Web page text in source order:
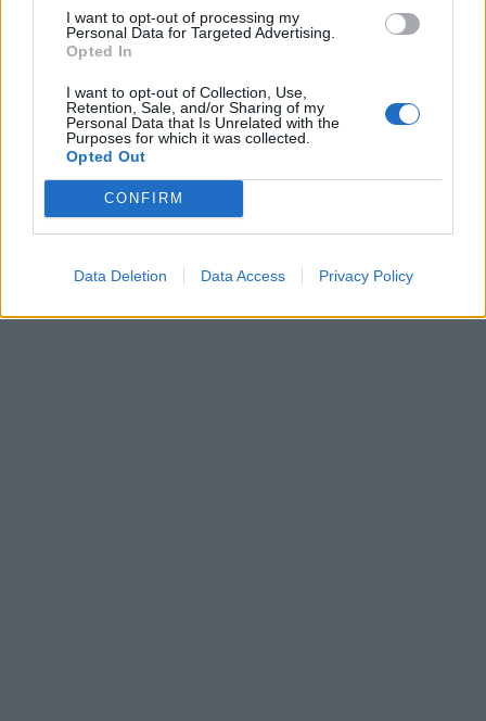
I want to opt-out of processing my
Personal Data for Targeted Advertising.
Opted In
I want to opt-out of Collection, Use,
Retention, Sale, and/or Sharing of my
Personal Data that Is Unrelated with the
Purposes for which it was collected.
Opted Out
CONFIRM
Data Deletion Data Access Privacy Policy
krát cez váš obchod. Tovar
bol doručený včas a v
poriadku . Prvá skúsenosť
Renata H.
11.9.2023 06:31
10.8.2023 04:47